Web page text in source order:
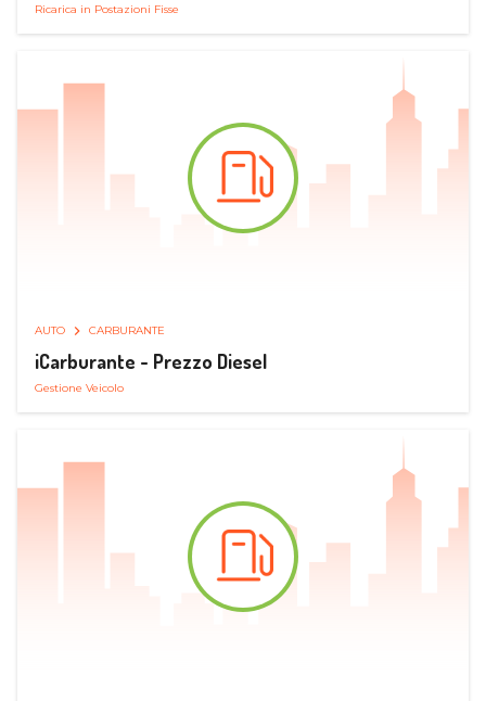
Ricarica in Postazioni Fisse
AUTO CARBURANTE
iCarburante - Prezzo Diesel
Gestione Veicolo